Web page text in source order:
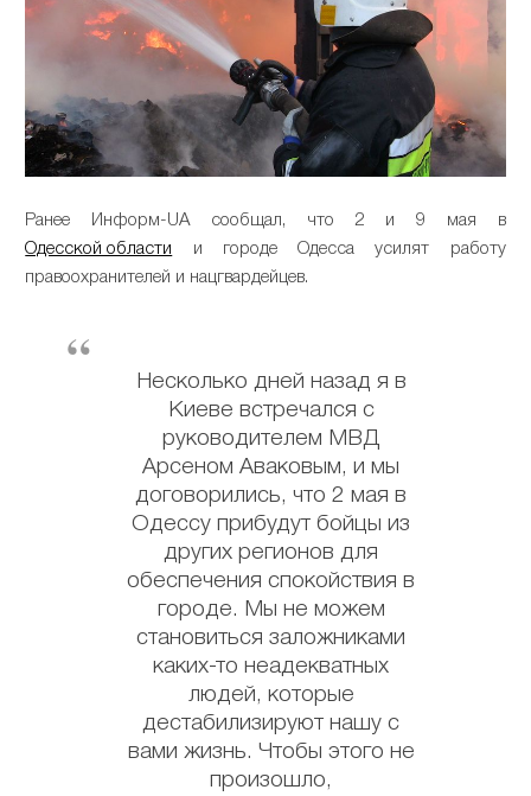
Ранее Информ-UA сообщал, что 2 и 9 мая в
Одесской области и городе Одесса усилят работу
правоохранителей и нацгвардейцев.
Несколько дней назад я в
Киеве встречался с
руководителем МВД
Арсеном Аваковым, и мы
договорились, что 2 мая в
Одессу прибудут бойцы из
других регионов для
обеспечения спокойствия в
городе. Мы не можем
становиться заложниками
каких-то неадекватных
людей, которые
дестабилизируют нашу с
вами жизнь. Чтобы этого не
произошло,